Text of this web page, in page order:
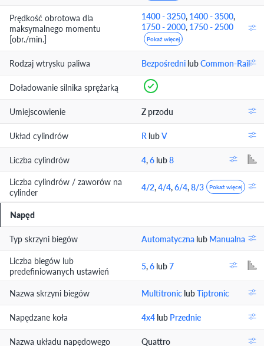
Prędkość obrotowa dla
maksymalnego momentu
[obr./min.]
1400 - 3250, 1400 - 3500,
1750 - 2000, 1750 - 2500
Pokaż więcej
Rodzaj wtrysku paliwa Bezpośredni lubCommon-Rail
Doładowanie silnika sprężarką
Umiejscowienie Z przodu
Układ cylindrów R lubV
Liczba cylindrów 4,6 lub8
Liczba cylindrów / zaworów na
cylinder
4/2,4/4,6/4,8/3 Pokaż więcej
Napęd
Typ skrzyni biegów Automatyczna lub Manualna
Liczba biegów lub
predefiniowanych ustawień
5,6 lub7
Nazwa skrzyni biegów Multitronic lubTiptronic
Napędzane koła 4x4 lub Przednie
Nazwa układu napędowego Quattro